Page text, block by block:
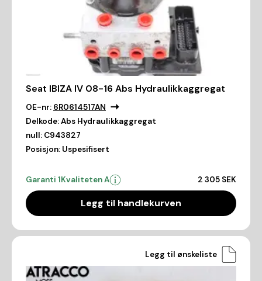
Seat IBIZA IV 08-16 Abs Hydraulikkaggregat
OE-nr: 6R0614517AN
Delkode:Abs Hydraulikkaggregat
null: C943827
Posisjon: Uspesifisert
Garanti 1Kvaliteten A 2 305 SEK
Legg til handlekurven
Legg til ønskeliste